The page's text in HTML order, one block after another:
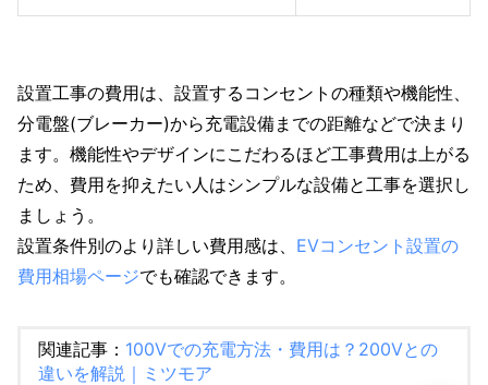
設置工事の費用は、設置するコンセントの種類や機能性、
分電盤(ブレーカー)から充電設備までの距離などで決まり
ます。機能性やデザインにこだわるほど工事費用は上がる
ため、費用を抑えたい人はシンプルな設備と工事を選択し
ましょう。
設置条件別のより詳しい費用感は、 EVコンセント設置の
費用相場ページでも確認できます。
関連記事： 100Vでの充電方法・費用は？200Vとの
違いを解説｜ミツモア